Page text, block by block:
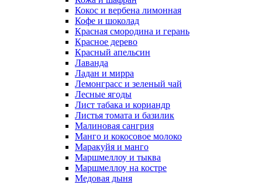
Кокос и вербена лимонная
Кофе и шоколад
Красная смородина и герань
Красное дерево
Красный апельсин
Лаванда
Ладан и мирра
Лемонграсс и зеленый чай
Лесные ягоды
Лист табака и кориандр
Листья томата и базилик
Малиновая сангрия
Манго и кокосовое молоко
Маракуйя и манго
Маршмеллоу и тыква
Маршмеллоу на костре
Медовая дыня